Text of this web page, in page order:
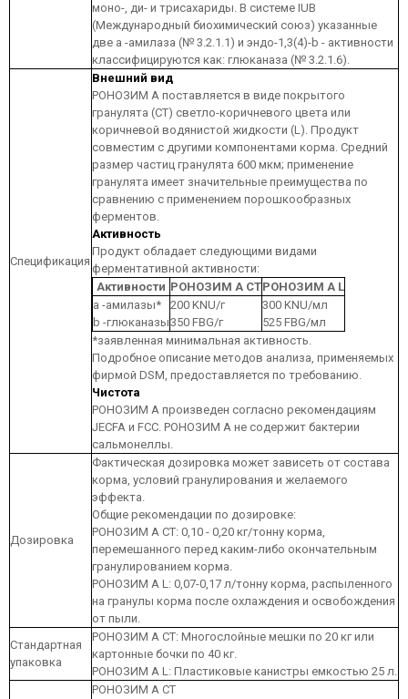
моно-, ди- и трисахариды. В системе IUB
(Международный биохимический союз) указанные
две a -амилаза (№ 3.2.1.1) и эндо-1,3(4)-b - активности
классифицируются как: глюканаза (№ 3.2.1.6).
Спецификация
Внешний вид
РОНОЗИМ А поставляется в виде покрытого
гранулята (СТ) светло-коричневого цвета или
коричневой водянистой жидкости (L). Продукт
совместим с другими компонентами корма. Средний
размер частиц гранулята 600 мкм; применение
гранулята имеет значительные преимущества по
сравнению с применением порошкообразных
ферментов.
Активность
Продукт обладает следующими видами
ферментативной активности:
Активности РОНОЗИМ А CTРОНОЗИМ А L
a -амилазы*
b -глюканазы
200 KNU/г
350 FBG/г
300 KNU/мл
525 FBG/мл
*заявленная минимальная активность.
Подробное описание методов анализа, применяемых
фирмой DSM, предоставляется по требованию.
Чистота
РОНОЗИМ А произведен согласно рекомендациям
JECFA и FCC. РОНОЗИМ А не содержит бактерии
сальмонеллы.
Дозировка
Фактическая дозировка может зависеть от состава
корма, условий гранулирования и желаемого
эффекта.
Общие рекомендации по дозировке:
РОНОЗИМ А CT: 0,10 - 0,20 кг/тонну корма,
перемешанного перед каким-либо окончательным
гранулированием корма.
РОНОЗИМ А L: 0,07-0,17 л/тонну корма, распыленного
на гранулы корма после охлаждения и освобождения
от пыли.
Стандартная
упаковка
РОНОЗИМ А CT: Многослойные мешки по 20 кг или
картонные бочки по 40 кг.
РОНОЗИМ А L: Пластиковые канистры емкостью 25 л.
РОНОЗИМ А CT